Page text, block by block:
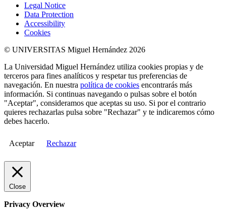
Legal Notice
Data Protection
Accessibility
Cookies
© UNIVERSITAS Miguel Hernández 2026
La Universidad Miguel Hernández utiliza cookies propias y de
terceros para fines analíticos y respetar tus preferencias de
navegación. En nuestra política de cookies encontrarás más
información. Si continuas navegando o pulsas sobre el botón
"Aceptar", consideramos que aceptas su uso. Si por el contrario
quieres rechazarlas pulsa sobre "Rechazar" y te indicaremos cómo
debes hacerlo.
Aceptar Rechazar
Close
Privacy Overview